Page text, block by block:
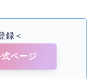
録＜
ページ